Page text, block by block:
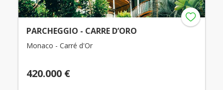
PARCHEGGIO - CARRE D’ORO
Monaco - Carré d'Or
420.000 €